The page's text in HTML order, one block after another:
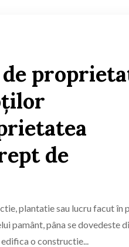
de
plantatie sau lucru facut în
pamânt, pâna se dovedeste
o constructie...